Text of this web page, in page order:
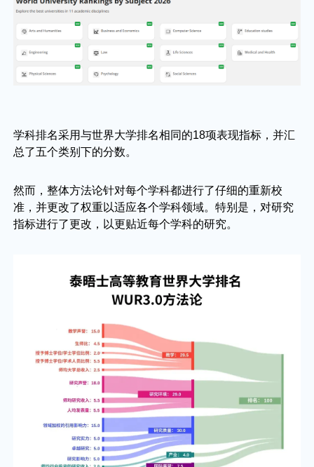
学科排名采用与世界大学排名相同的18项表现指标，并汇
总了五个类别下的分数。
然而，整体方法论针对每个学科都进行了仔细的重新校
准，并更改了权重以适应各个学科领域。特别是，对研究
指标进行了更改，以更贴近每个学科的研究。